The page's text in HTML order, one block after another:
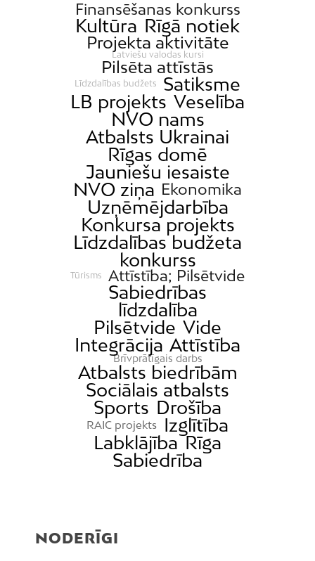
Dārzciems
Grīziņkalns
Kundziņsala
Ķengarags
Mežaparks
Pētersala-Andrejsala
Rumbula
Finansēšanas konkurss
Kultūra Rīgā notiek
Projekta aktivitāte
Latviešu valodas kursi
Pilsēta attīstās
Līdzdalības budžets
Satiksme
LB projekts Veselība
NVO nams
Atbalsts Ukrainai
Rīgas domē
Jauniešu iesaiste
NVO ziņa Ekonomika
Uzņēmējdarbība
Konkursa projekts
Līdzdalības budžeta
konkurss
Tūrisms Attīstība; Pilsētvide
Sabiedrības
līdzdalība
Pilsētvide Vide
Integrācija Attīstība
Brīvprātīgais darbs
Atbalsts biedrībām
Sociālais atbalsts
Sports Drošība
RAIC projekts
Izglītība
Labklājība Rīga
Sabiedrība
NODERĪGI